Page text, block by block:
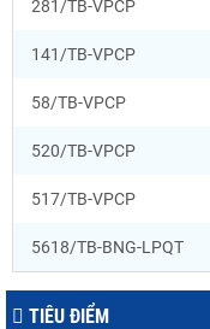
281/TB-VPCP
141/TB-VPCP
58/TB-VPCP
520/TB-VPCP
517/TB-VPCP
5618/TB-BNG-LPQT
TIÊU ĐIỂM